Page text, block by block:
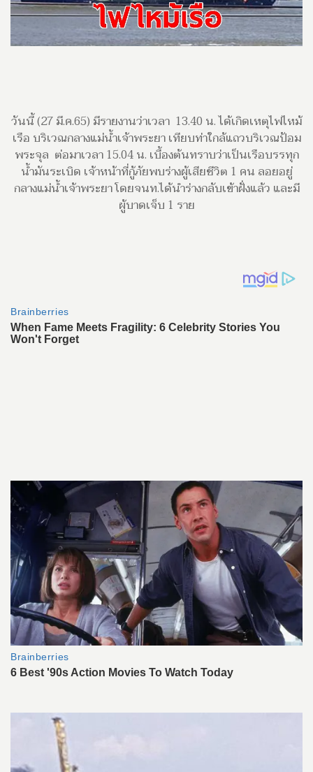
วันนี้ (27 มี.ค.65) มีรายงานว่าเวลา 13.40 น. ได้เกิดเหตุไฟไหม้
เรือ บริเวณกลางแม่น้ำเจ้าพระยา เทียบท่าใกล้แถวบริเวณป้อม
พระจุล ต่อมาเวลา 15.04 น. เบื้องต้นทราบว่าเป็นเรือบรรทุก
น้ำมันระเบิด เจ้าหน้าที่กู้ภัยพบร่างผู้เสียชีวิต 1 คน ลอยอยู่
กลางแม่น้ำเจ้าพระยา โดยจนท.ได้นำร่างกลับเข้าฝั่งแล้ว และมี
ผู้บาดเจ็บ 1 ราย